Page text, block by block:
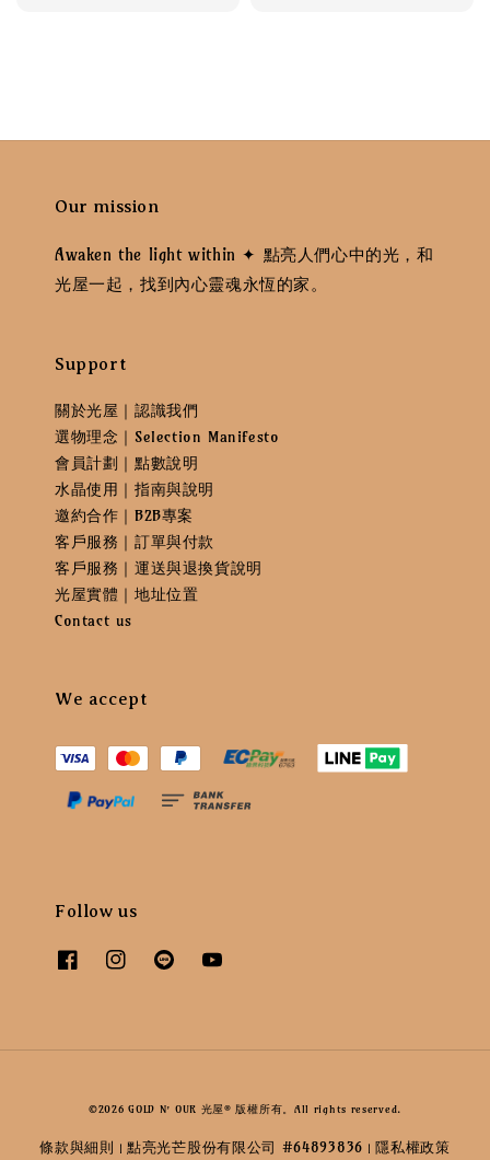
Our mission
Awaken the light within ✦ 點亮人們心中的光，和
光屋一起，找到內心靈魂永恆的家。
Support
關於光屋｜認識我們
選物理念｜Selection Manifesto
會員計劃｜點數說明
水晶使用｜指南與說明
邀約合作｜B2B專案
客戶服務｜訂單與付款
客戶服務｜運送與退換貨說明
光屋實體｜地址位置
Contact us
We accept
Follow us
©2026 GOLD N’ OUR 光屋® 版權所有。All rights reserved.
條款與細則 | 點亮光芒股份有限公司 #64893836 | 隱私權政策